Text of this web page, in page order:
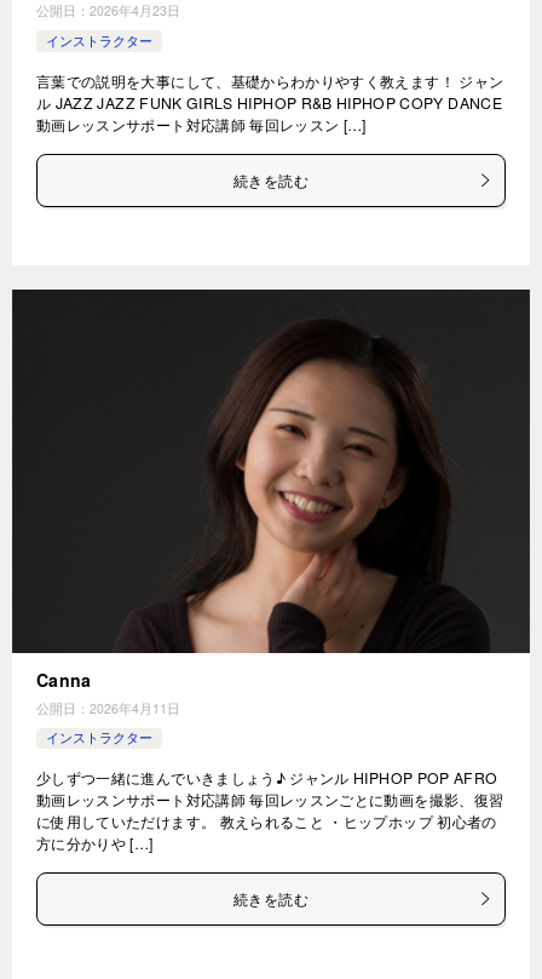
公開日： 2026年4月23日
インストラクター
言葉での説明を大事にして、基礎からわかりやすく教えます！ ジャン
ル JAZZ JAZZ FUNK GIRLS HIPHOP R&B HIPHOP COPY DANCE
動画レッスンサポート対応講師 毎回レッスン […]
続きを読む
Canna
公開日： 2026年4月11日
インストラクター
少しずつ一緒に進んでいきましょう♪ ジャンル HIPHOP POP AFRO
動画レッスンサポート対応講師 毎回レッスンごとに動画を撮影、復習
に使用していただけます。 教えられること ・ヒップホップ 初心者の
方に分かりや […]
続きを読む